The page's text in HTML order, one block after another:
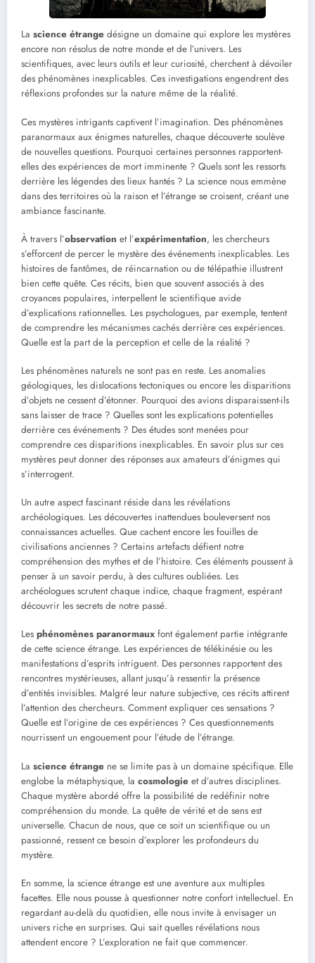
La science étrange désigne un domaine qui explore les mystères
encore non résolus de notre monde et de l’univers. Les
scientifiques, avec leurs outils et leur curiosité, cherchent à dévoiler
des phénomènes inexplicables. Ces investigations engendrent des
réflexions profondes sur la nature même de la réalité.
Ces mystères intrigants captivent l’imagination. Des phénomènes
paranormaux aux énigmes naturelles, chaque découverte soulève
de nouvelles questions. Pourquoi certaines personnes rapportent-
elles des expériences de mort imminente ? Quels sont les ressorts
derrière les légendes des lieux hantés ? La science nous emmène
dans des territoires où la raison et l’étrange se croisent, créant une
ambiance fascinante.
À travers l’observation et l’expérimentation, les chercheurs
s’efforcent de percer le mystère des événements inexplicables. Les
histoires de fantômes, de réincarnation ou de télépathie illustrent
bien cette quête. Ces récits, bien que souvent associés à des
croyances populaires, interpellent le scientifique avide
d’explications rationnelles. Les psychologues, par exemple, tentent
de comprendre les mécanismes cachés derrière ces expériences.
Quelle est la part de la perception et celle de la réalité ?
Les phénomènes naturels ne sont pas en reste. Les anomalies
géologiques, les dislocations tectoniques ou encore les disparitions
d’objets ne cessent d’étonner. Pourquoi des avions disparaissent-ils
sans laisser de trace ? Quelles sont les explications potentielles
derrière ces événements ? Des études sont menées pour
comprendre ces disparitions inexplicables. En savoir plus sur ces
mystères peut donner des réponses aux amateurs d’énigmes qui
s’interrogent.
Un autre aspect fascinant réside dans les révélations
archéologiques. Les découvertes inattendues bouleversent nos
connaissances actuelles. Que cachent encore les fouilles de
civilisations anciennes ? Certains artefacts défient notre
compréhension des mythes et de l’histoire. Ces éléments poussent à
penser à un savoir perdu, à des cultures oubliées. Les
archéologues scrutent chaque indice, chaque fragment, espérant
découvrir les secrets de notre passé.
Les phénomènes paranormaux font également partie intégrante
de cette science étrange. Les expériences de télékinésie ou les
manifestations d’esprits intriguent. Des personnes rapportent des
rencontres mystérieuses, allant jusqu’à ressentir la présence
d’entités invisibles. Malgré leur nature subjective, ces récits attirent
l’attention des chercheurs. Comment expliquer ces sensations ?
Quelle est l’origine de ces expériences ? Ces questionnements
nourrissent un engouement pour l’étude de l’étrange.
La science étrange ne se limite pas à un domaine spécifique. Elle
englobe la métaphysique, la cosmologie et d’autres disciplines.
Chaque mystère abordé offre la possibilité de redéfinir notre
compréhension du monde. La quête de vérité et de sens est
universelle. Chacun de nous, que ce soit un scientifique ou un
passionné, ressent ce besoin d’explorer les profondeurs du
mystère.
En somme, la science étrange est une aventure aux multiples
facettes. Elle nous pousse à questionner notre confort intellectuel. En
regardant au-delà du quotidien, elle nous invite à envisager un
univers riche en surprises. Qui sait quelles révélations nous
attendent encore ? L’exploration ne fait que commencer.